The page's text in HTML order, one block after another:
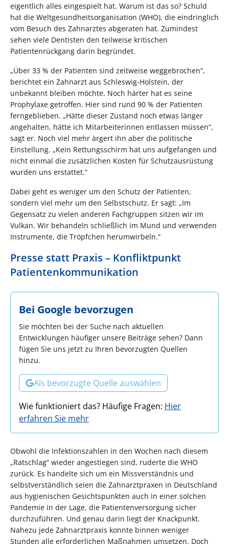
eigentlich alles eingespielt hat. Warum ist das so? Schuld
hat die Weltgesundheitsorganisation (WHO), die eindringlich
vom Besuch des Zahnarztes abgeraten hat. Zumindest
sehen viele Dentisten den teilweise kritischen
Patientenrückgang darin begründet.
„Über 33 % der Patienten sind zeitweise weggebrochen“,
berichtet ein Zahnarzt aus Schleswig-Holstein, der
unbekannt bleiben möchte. Noch härter hat es seine
Prophylaxe getroffen. Hier sind rund 90 % der Patienten
ferngeblieben. „Hätte dieser Zustand noch etwas länger
angehalten, hätte ich Mitarbeiterinnen entlassen müssen“,
sagt er. Noch viel mehr ärgert ihn aber die politische
Einstellung. „Kein Rettungsschirm hat uns aufgefangen und
nicht einmal die zusätzlichen Kosten für Schutzausrüstung
wurden uns erstattet.“
Dabei geht es weniger um den Schutz der Patienten,
sondern viel mehr um den Selbstschutz. Er sagt: „Im
Gegensatz zu vielen anderen Fachgruppen sitzen wir im
Vulkan. Wir behandeln schließlich im Mund und verwenden
Instrumente, die Tröpfchen herumwirbeln.“
Presse statt Praxis – Konfliktpunkt
Patientenkommunikation
Bei Google bevorzugen
Sie möchten bei der Suche nach aktuellen
Entwicklungen häufiger unsere Beiträge sehen? Dann
fügen Sie uns jetzt zu Ihren bevorzugten Quellen
hinzu.
Als bevorzugte Quelle auswählen
Wie funktioniert das? Häufige Fragen: Hier
erfahren Sie mehr
Obwohl die Infektionszahlen in den Wochen nach diesem
„Ratschlag“ wieder angestiegen sind, ruderte die WHO
zurück. Es handelte sich um ein Missverständnis und
selbstverständlich seien die Zahnarztpraxen in Deutschland
aus hygienischen Gesichtspunkten auch in einer solchen
Pandemie in der Lage, die Patientenversorgung sicher
durchzuführen. Und genau darin liegt der Knackpunkt.
Nahezu jede Zahnarztpraxis konnte binnen weniger
Stunden alle erforderlichen Maßnahmen umsetzen. Doch